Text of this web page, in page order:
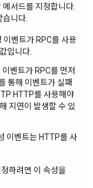
서드를 지정합니다.
니다.
이벤트가 RPC를 사용
입니다.
이벤트가 RPC를 먼저
통해 이벤트가 실패
HTTP를 사용해야
지연이 발생할 수 있
이벤트는 HTTP를 사
하려면 이 속성을